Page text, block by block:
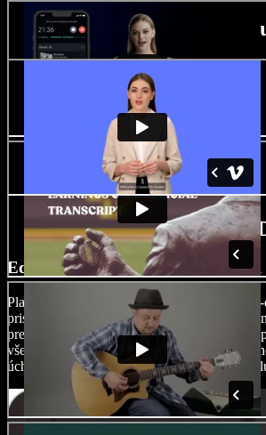
Návod na DIY
AI funkcie pre tvorcu
Editujte DIY videá ako profesionál
Platforma Speechify Studio ponúka drag-
prispôsobiteľné šablóny a pokročilé editačné
prechody, ktoré zaručujú jednoduché úpravy
všetkých úrovní. Dodajte svojim videám
úchvatný obsah, ktorý si vaše publikum